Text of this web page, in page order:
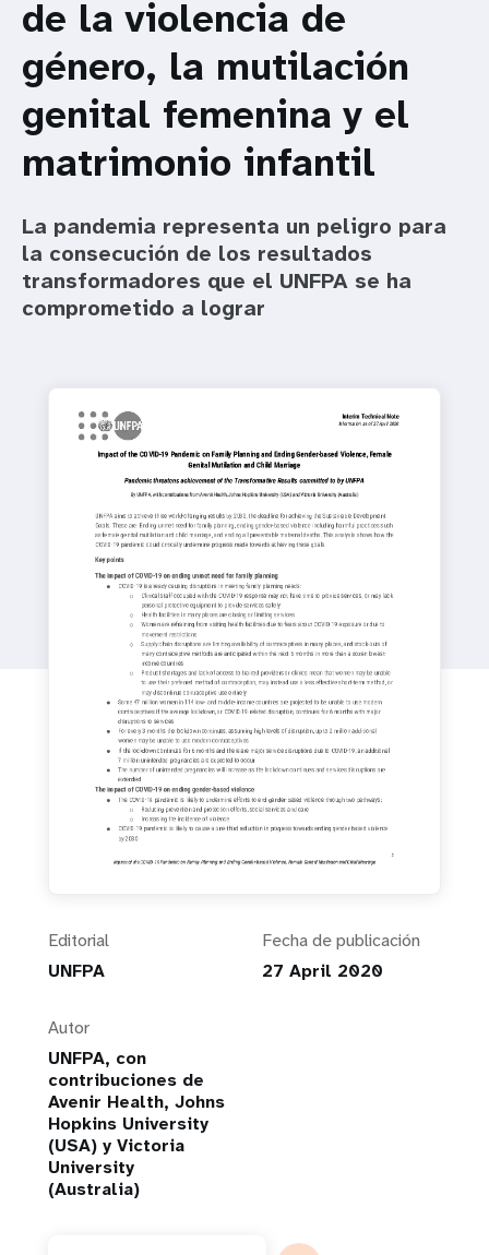
Editorial
UNFPA
Fecha de publicación
27 April 2020
Autor
UNFPA, con
contribuciones de
Avenir Health, Johns
Hopkins University
(USA) y Victoria
University
(Australia)
de la violencia de
género, la mutilación
genital femenina y el
matrimonio infantil
La pandemia representa un peligro para
la consecución de los resultados
transformadores que el UNFPA se ha
comprometido a lograr